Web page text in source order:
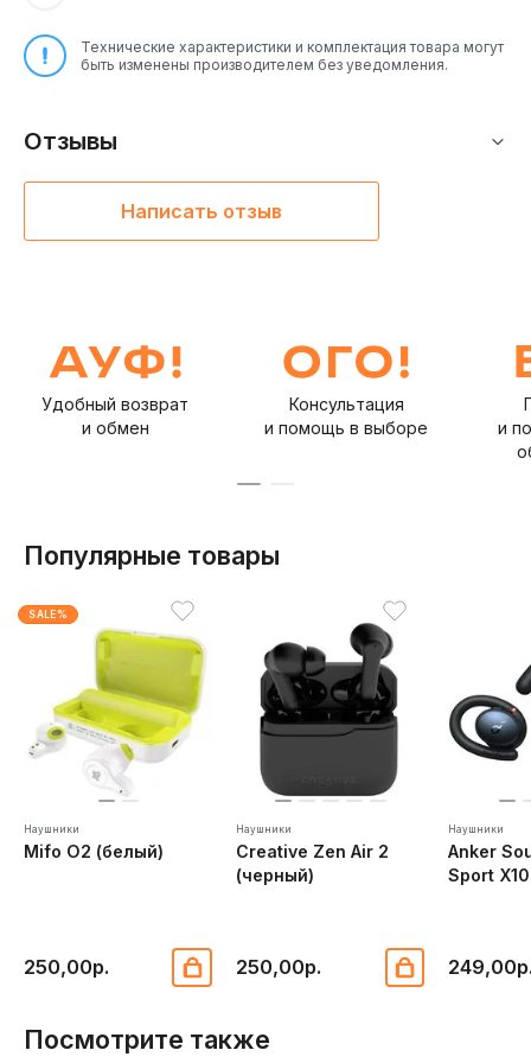
Технические характеристики и комплектация товара могут
быть изменены производителем без уведомления.
Отзывы
Написать отзыв
Удобный возврат
и обмен
Консультация
и помощь в выборе
и
Популярные товары
SALE%
Наушники
Mifo O2 (белый)
250,00р.
Наушники
Creative Zen Air 2
(черный)
250,00р.
Наушники
Anker
Sport
Посмотрите также